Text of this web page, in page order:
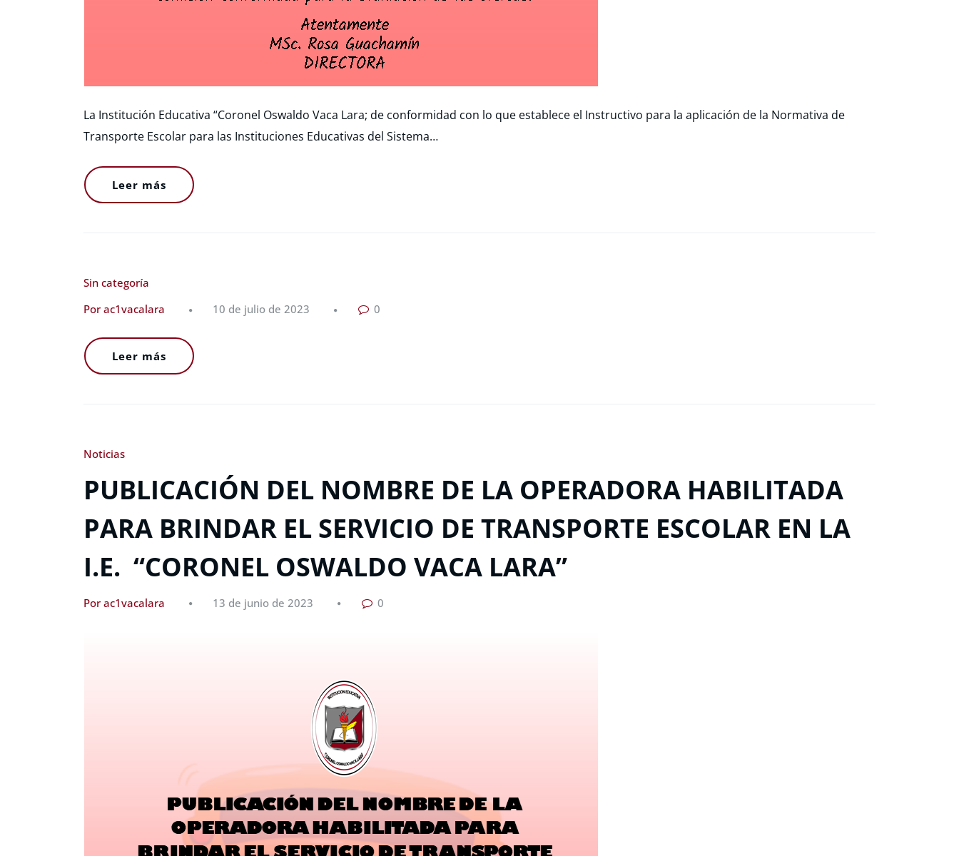
La Institución Educativa “Coronel Oswaldo Vaca Lara; de conformidad con lo que establece el Instructivo para la aplicación de la Normativa de
Transporte Escolar para las Instituciones Educativas del Sistema…
Leer más
Sin categoría
Por ac1vacalara
10 de julio de 2023 0
Leer más
Noticias
PUBLICACIÓN DEL NOMBRE DE LA OPERADORA HABILITADA
PARA BRINDAR EL SERVICIO DE TRANSPORTE ESCOLAR EN LA
I.E. “CORONEL OSWALDO VACA LARA”
Por ac1vacalara 13 de junio de 2023 0